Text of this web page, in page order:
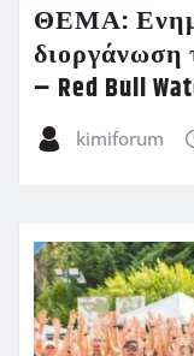
ΘΕΜΑ:
διοργάνωση
– Red Bull
kimiforum